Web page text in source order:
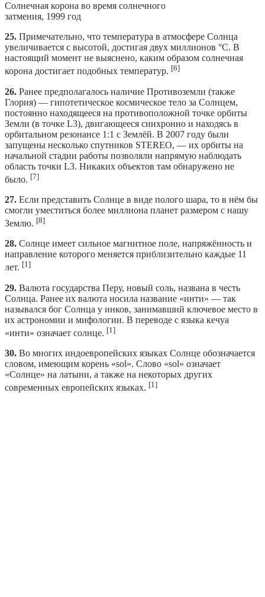
Солнечная корона во время солнечного
затмения, 1999 год
25. Примечательно, что температура в атмосфере Солнца
увеличивается с высотой, достигая двух миллионов °C. В
настоящий момент не выяснено, каким образом солнечная
корона достигает подобных температур. [6]
26. Ранее предполагалось наличие Противоземли (также
Глория) — гипотетическое космическое тело за Солнцем,
постоянно находящееся на противоположной точке орбиты
Земли (в точке L3), двигающееся синхронно и находясь в
орбитальном резонансе 1:1 с Землёй. В 2007 году были
запущены несколько спутников STEREO, — их орбиты на
начальной стадии работы позволяли напрямую наблюдать
область точки L3. Никаких объектов там обнаружено не
было. [7]
27. Если представить Солнце в виде полого шара, то в нём бы
смогли уместиться более миллиона планет размером с нашу
Землю. [8]
28. Солнце имеет сильное магнитное поле, напряжённость и
направление которого меняется приблизительно каждые 11
лет. [1]
29. Валюта государства Перу, новый соль, названа в честь
Солнца. Ранее их валюта носила название «инти» — так
назывался бог Солнца у инков, занимавший ключевое место в
их астрономии и мифологии. В переводе с языка кечуа
«инти» означает солнце. [1]
30. Во многих индоевропейских языках Солнце обозначается
словом, имеющим корень «sol». Слово «sol» означает
«Солнце» на латыни, а также на некоторых других
современных европейских языках. [1]